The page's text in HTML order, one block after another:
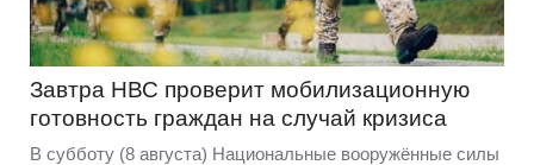
Завтра НВС проверит мобилизационную
готовность граждан на случай кризиса
В субботу (8 августа) Национальные вооружённые силы